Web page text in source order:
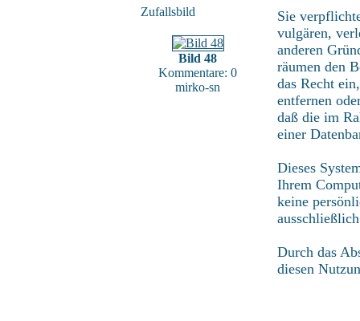
Zufallsbild
Bild 48
Kommentare: 0
mirko-sn
Sie
vulgären,
anderen
räumen den
das Recht
entfernen
daß die im
einer
Dieses
Ihrem
keine
Durch das
diesen